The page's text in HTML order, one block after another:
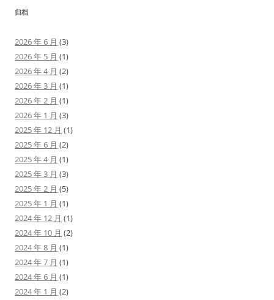
归档
2026 年 6 月 (3)
2026 年 5 月 (1)
2026 年 4 月 (2)
2026 年 3 月 (1)
2026 年 2 月 (1)
2026 年 1 月 (3)
2025 年 12 月 (1)
2025 年 6 月 (2)
2025 年 4 月 (1)
2025 年 3 月 (3)
2025 年 2 月 (5)
2025 年 1 月 (1)
2024 年 12 月 (1)
2024 年 10 月 (2)
2024 年 8 月 (1)
2024 年 7 月 (1)
2024 年 6 月 (1)
2024 年 1 月 (2)